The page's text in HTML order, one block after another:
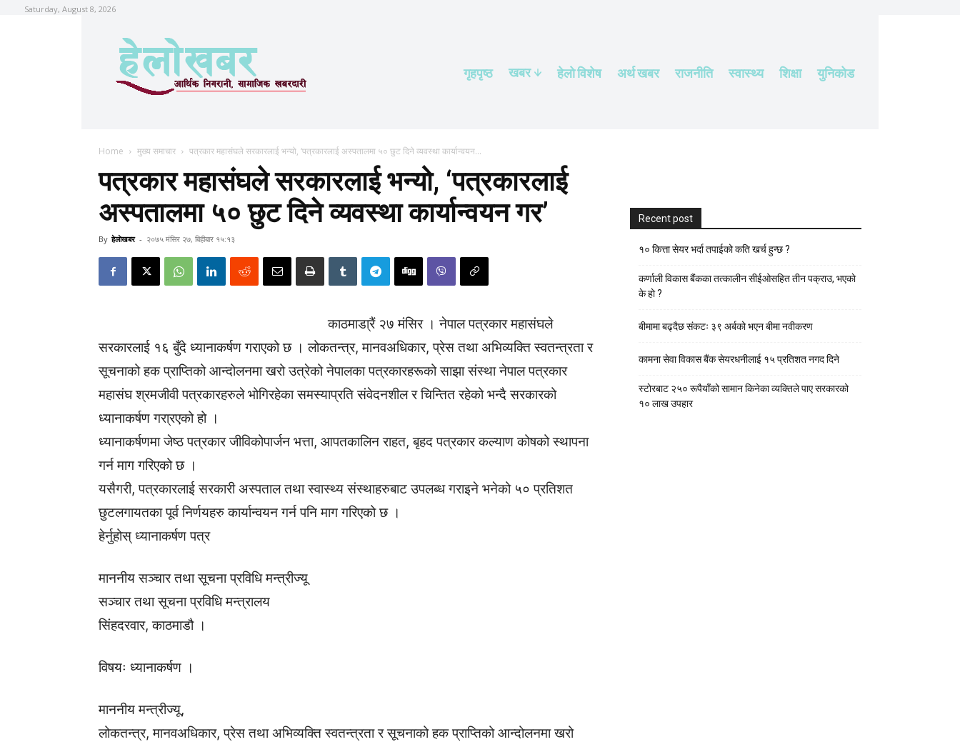
Saturday, August 8, 2026
गृहपृष्ठ खबर हेलाे विशेष अर्थ खबर राजनीति स्वास्थ्य शिक्षा युनिकोड
Home मुख्य समाचार पत्रकार महासंघले सरकारलाई भन्यो, ‘पत्रकारलाई अस्पतालमा ५० छुट दिने व्यवस्था कार्यान्वयन...
पत्रकार महासंघले सरकारलाई भन्यो, ‘पत्रकारलाई
अस्पतालमा ५० छुट दिने व्यवस्था कार्यान्वयन गर’
By हेलाेखबर - २०७५ मंसिर २७, बिहीबार १५:१३
काठमाडा्रैं २७ मंसिर । नेपाल पत्रकार महासंघले
सरकारलाई १६ बुँदे ध्यानाकर्षण गराएको छ । लोकतन्त्र, मानवअधिकार, प्रेस तथा अभिव्यक्ति स्वतन्त्रता र
सूचनाको हक प्राप्तिको आन्दोलनमा खरो उत्रेको नेपालका पत्रकारहरूको साझा संस्था नेपाल पत्रकार
महासंघ श्रमजीवी पत्रकारहरुले भोगिरहेका समस्याप्रति संवेदनशील र चिन्तित रहेको भन्दै सरकारको
ध्यानाकर्षण गरा्रएको हो ।
ध्यानाकर्षणमा जेष्ठ पत्रकार जीविकोपार्जन भत्ता, आपतकालिन राहत, बृहद पत्रकार कल्याण कोषको स्थापना
गर्न माग गरिएको छ ।
यसैगरी, पत्रकारलाई सरकारी अस्पताल तथा स्वास्थ्य संस्थाहरुबाट उपलब्ध गराइने भनेको ५० प्रतिशत
छुटलगायतका पूर्व निर्णयहरु कार्यान्वयन गर्न पनि माग गरिएको छ ।
हेर्नुहोस् ध्यानाकर्षण पत्र
माननीय सञ्चार तथा सूचना प्रविधि मन्त्रीज्यू
सञ्चार तथा सूचना प्रविधि मन्त्रालय
सिंहदरवार, काठमाडौ ।
विषयः ध्यानाकर्षण ।
माननीय मन्त्रीज्यू,
लोकतन्त्र, मानवअधिकार, प्रेस तथा अभिव्यक्ति स्वतन्त्रता र सूचनाको हक प्राप्तिको आन्दोलनमा खरो
Recent post
१० कित्ता सेयर भर्दा तपाईको कति खर्च हुन्छ ?
कर्णाली विकास बैंकका तत्कालीन सीईओसहित तीन पक्राउ, भएकाे
के हाे ?
बीमामा बढ्दैछ संकटः ३९ अर्बको भएन बीमा नवीकरण
कामना सेवा विकास बैंक सेयरधनीलाई १५ प्रतिशत नगद दिने
स्टाेरबाट २५० रूपैयाँको सामान किनेका व्यक्तिले पाए सरकारको
१० लाख उपहार